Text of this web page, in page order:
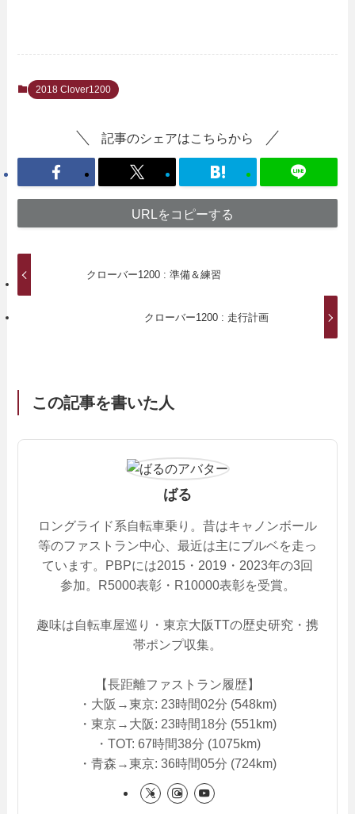
2018 Clover1200
記事のシェアはこちらから
URLをコピーする
クローバー1200 : 準備＆練習
クローバー1200 : 走行計画
この記事を書いた人
ばる
ロングライド系自転車乗り。昔はキャノンボール
等のファストラン中心、最近は主にブルベを走っ
ています。PBPには2015・2019・2023年の3回
参加。R5000表彰・R10000表彰を受賞。
趣味は自転車屋巡り・東京大阪TTの歴史研究・携
帯ポンプ収集。
【長距離ファストラン履歴】
・大阪→東京: 23時間02分 (548km)
・東京→大阪: 23時間18分 (551km)
・TOT: 67時間38分 (1075km)
・青森→東京: 36時間05分 (724km)